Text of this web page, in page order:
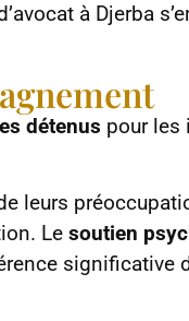
à Djerba
détenus pour les
leurs
Le soutien
significative